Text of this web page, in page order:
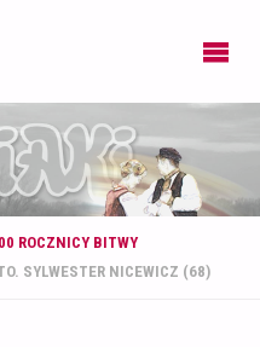
ROCZNICY BITWY
SYLWESTER NICEWICZ (68)